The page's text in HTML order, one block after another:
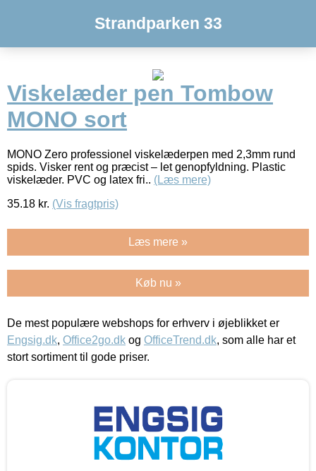
Strandparken 33
Viskelæder pen Tombow
MONO sort
MONO Zero professionel viskelæderpen med 2,3mm rund
spids. Visker rent og præcist – let genopfyldning. Plastic
viskelæder. PVC og latex fri.. (Læs mere)
35.18 kr. (Vis fragtpris)
Læs mere »
Køb nu »
De mest populære webshops for erhverv i øjeblikket er
Engsig.dk, Office2go.dk og OfficeTrend.dk, som alle har et
stort sortiment til gode priser.